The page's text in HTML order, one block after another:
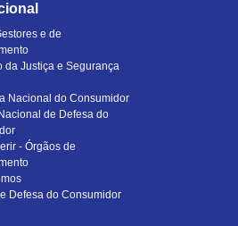
e de
da Justiça e Segurança
Nacional do Consumidor
de Defesa do
- Órgãos de
Defesa do Consumidor